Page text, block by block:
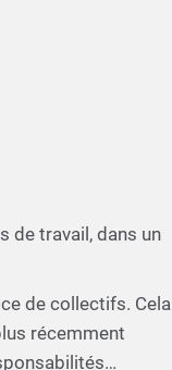
de travail, dans un
de collectifs. Cela
récemment